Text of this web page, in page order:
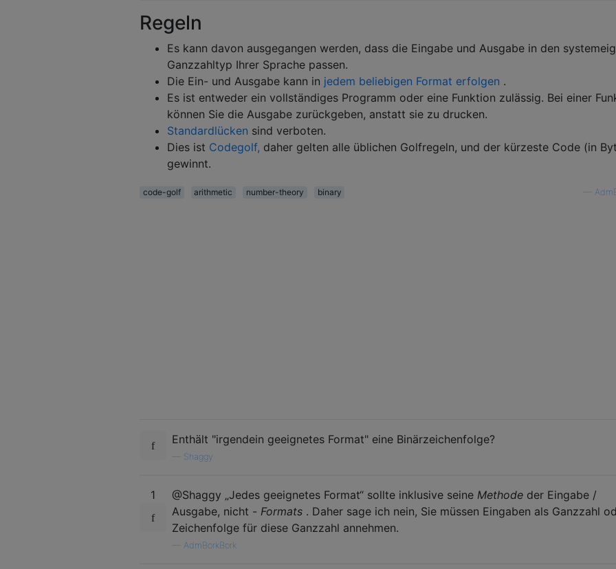
Regeln
Es kann davon ausgegangen werden, dass die Eingabe und Ausgabe in den
Ganzzahltyp Ihrer Sprache passen.
Die Ein- und Ausgabe kann in jedem beliebigen Format erfolgen .
Es ist entweder ein vollständiges Programm oder eine Funktion zulässig. Bei einer
können Sie die Ausgabe zurückgeben, anstatt sie zu drucken.
Standardlücken sind verboten.
Dies ist Codegolf, daher gelten alle üblichen Golfregeln, und der kürzeste Code (in
gewinnt.
code-golf arithmetic number-theory binary
Enthält "irgendein geeignetes Format" eine Binärzeichenfolge?
Shaggy
1 @Shaggy „Jedes geeignetes Format“ sollte inklusive seine Methode der Eingabe /
Ausgabe, nicht - Formats . Daher sage ich nein, Sie müssen Eingaben als Ganzzahl
Zeichenfolge für diese Ganzzahl annehmen.
AdmBorkBork